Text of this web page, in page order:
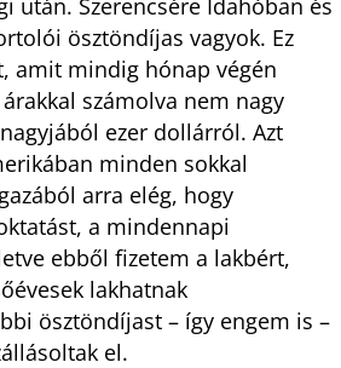
ösztöndíjas vagyok. Ez
amit mindig hónap végén
számolva nem nagy
ezer dollárról. Azt
minden sokkal
arra elég, hogy
a mindennapi
ebből fizetem a lakbért,
lakhatnak
ösztöndíjast – így engem is –
el.